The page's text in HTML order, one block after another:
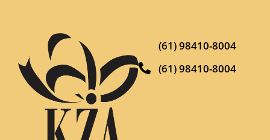
(61) 98410-8004
(61) 98410-8004